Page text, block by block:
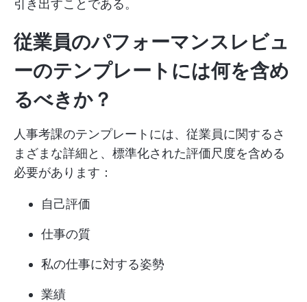
引き出すことである。
従業員のパフォーマンスレビュ
ーのテンプレートには何を含め
るべきか？
人事考課のテンプレートには、従業員に関するさ
まざまな詳細と、標準化された評価尺度を含める
必要があります：
自己評価
仕事の質
私の仕事に対する姿勢
業績